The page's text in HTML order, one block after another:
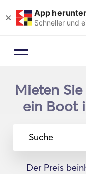
× App
Schneller und
Mieten
ein Boot
Suche
Der Preis